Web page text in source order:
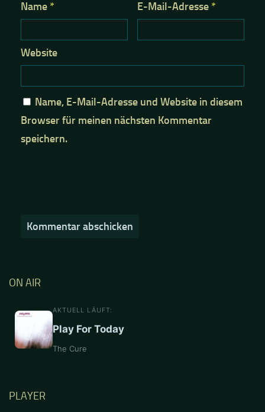
Name * E-Mail-Adresse *
Website
Name, E-Mail-Adresse und Website in diesem
Browser für meinen nächsten Kommentar
speichern.
ON AIR
AKTUELL LÄUFT:
Play For Today
The Cure
PLAYER